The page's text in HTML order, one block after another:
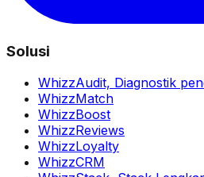
Solusi
WhizzAudit, Diagnostik
WhizzMatch
WhizzBoost
WhizzReviews
WhizzLoyalty
WhizzCRM